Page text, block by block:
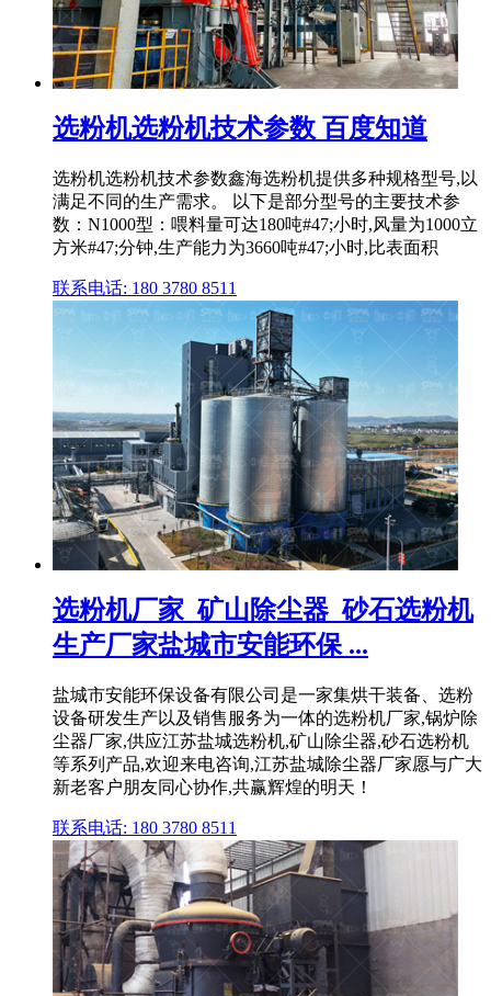
选粉机选粉机技术参数 百度知道
选粉机选粉机技术参数鑫海选粉机提供多种规格型号,以
满足不同的生产需求。 以下是部分型号的主要技术参
数：N1000型：喂料量可达180吨#47;小时,风量为1000立
方米#47;分钟,生产能力为3660吨#47;小时,比表面积
联系电话: 180 3780 8511
选粉机厂家_矿山除尘器_砂石选粉机
生产厂家盐城市安能环保 ...
盐城市安能环保设备有限公司是一家集烘干装备、选粉
设备研发生产以及销售服务为一体的选粉机厂家,锅炉除
尘器厂家,供应江苏盐城选粉机,矿山除尘器,砂石选粉机
等系列产品,欢迎来电咨询,江苏盐城除尘器厂家愿与广大
新老客户朋友同心协作,共赢辉煌的明天！
联系电话: 180 3780 8511